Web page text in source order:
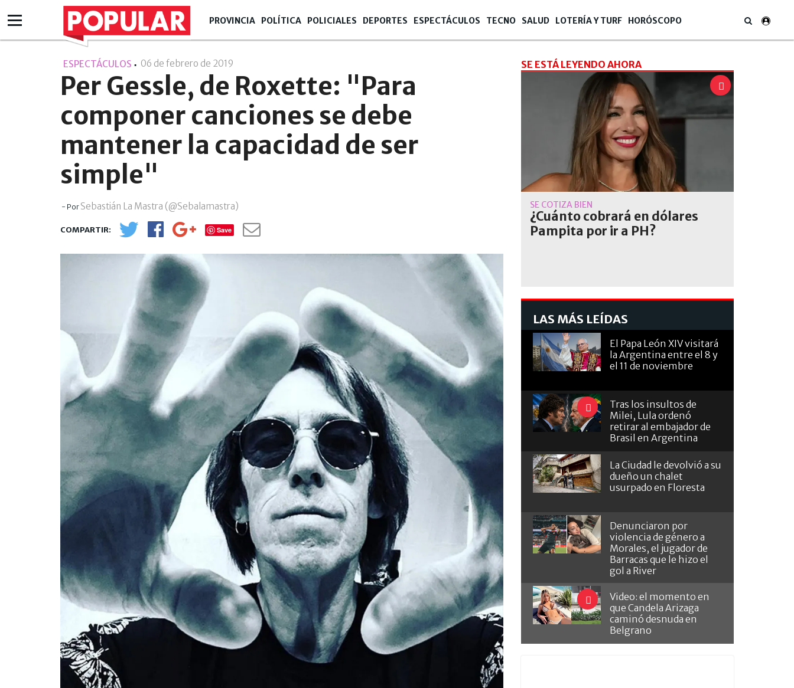
PROVINCIA POLÍTICA POLICIALES DEPORTES ESPECTÁCULOS TECNO SALUD LOTERÍA Y TURF HORÓSCOPO
ESPECTÁCULOS 06 de febrero de 2019
Per Gessle, de Roxette: "Para
componer canciones se debe
mantener la capacidad de ser
simple"
- Por Sebastián La Mastra (@Sebalamastra)
Save
SE ESTÁ LEYENDO AHORA
SE COTIZA BIEN
¿Cuánto cobrará en dólares
Pampita por ir a PH?
LAS MÁS LEÍDAS
El Papa León XIV visitará
la Argentina entre el 8 y
el 11 de noviembre
Tras los insultos de
Milei, Lula ordenó
retirar al embajador de
Brasil en Argentina
La Ciudad le devolvió a su
dueño un chalet
usurpado en Floresta
Denunciaron por
violencia de género a
Morales, el jugador de
Barracas que le hizo el
gol a River
Video: el momento en
que Candela Arizaga
caminó desnuda en
Belgrano